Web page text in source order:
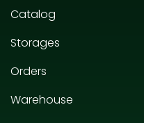
Catalog
Storages
Orders
Warehouse